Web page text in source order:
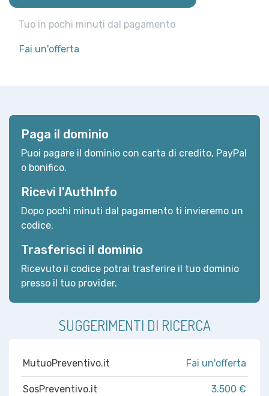
Tuo in pochi minuti dal pagamento
Fai un'offerta
Paga il dominio
Puoi pagare il dominio con carta di credito, PayPal
o bonifico.
Ricevi l'AuthInfo
Dopo pochi minuti dal pagamento ti invieremo un
codice.
Trasferisci il dominio
Ricevuto il codice potrai trasferire il tuo dominio
presso il tuo provider.
SUGGERIMENTI DI RICERCA
MutuoPreventivo.it Fai un'offerta
SosPreventivo.it 3.500 €